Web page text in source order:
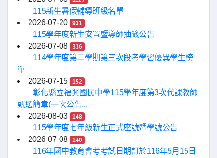
115新生暑假輔導班級名單
2026-07-20
931
115學年度新生安置暨導師抽籤公告
2026-07-08
336
114學年度第二學期第三次段考學習優異學生榜
單
2026-07-15
152
彰化縣立福興國民中學115學年度第3次代課教師
甄選簡章(一次公告...
2026-08-03
148
115學年度七年級新生正式座號暨學號公告
2026-07-08
140
116年國中教育會考考試日期訂於116年5月15日